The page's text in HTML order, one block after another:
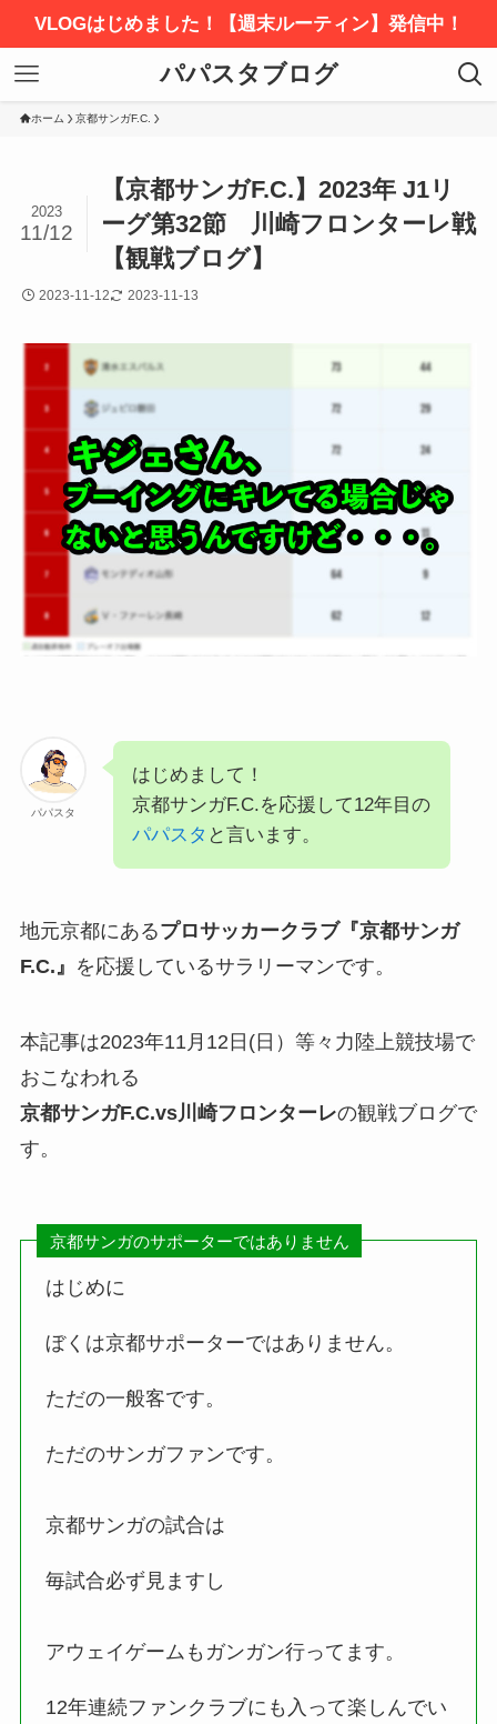
VLOGはじめました！【週末ルーティン】発信中！
パパスタブログ
ホーム 京都サンガF.C.
【京都サンガF.C.】2023年 J1リ
ーグ第32節 川崎フロンターレ戦
【観戦ブログ】
2023
11/12
2023-11-12 2023-11-13
パパスタ
はじめまして！
京都サンガF.C.を応援して12年目の
パパスタ と言います。
地元京都にあるプロサッカークラブ『京都サンガ
F.C.』 を応援しているサラリーマンです。
本記事は2023年11月12日(日）等々力陸上競技場で
おこなわれる
京都サンガF.C.vs川崎フロンターレの観戦ブログで
す。
京都サンガのサポーターではありません
はじめに
ぼくは京都サポーターではありません。
ただの一般客です。
ただのサンガファンです。
京都サンガの試合は
毎試合必ず見ますし
アウェイゲームもガンガン行ってます。
12年連続ファンクラブにも入って楽しんでい